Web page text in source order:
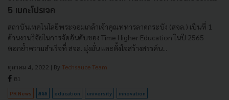
5 เมกะโปรเจค
สถาบันเทคโนโลยีพระจอมเกล้าเจ้าคุณทหารลาดกระบัง (สจล.) เป็นที่ 1
ด้านงานวิจัยในการจัดอันดับของ Time Higher Education ในปี 2565
ตอกย้ำความสำเร็จที่ สจล. มุ่งมั่น และตั้งใจสร้างสรรค์น...
ตุลาคม 4, 2022 | By Techsauce Team
81
PR News สจล education university innovation